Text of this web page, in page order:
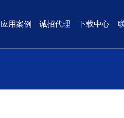
应用案例 诚招代理 下载中心